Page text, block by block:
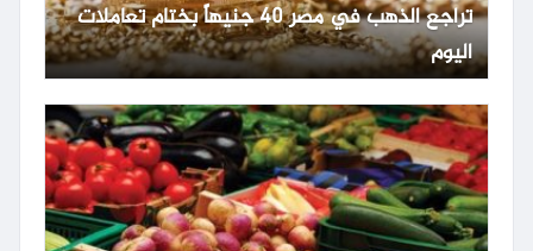
تراجع الذهب في مصر 40 جنيهاً بختام تعاملات
اليوم